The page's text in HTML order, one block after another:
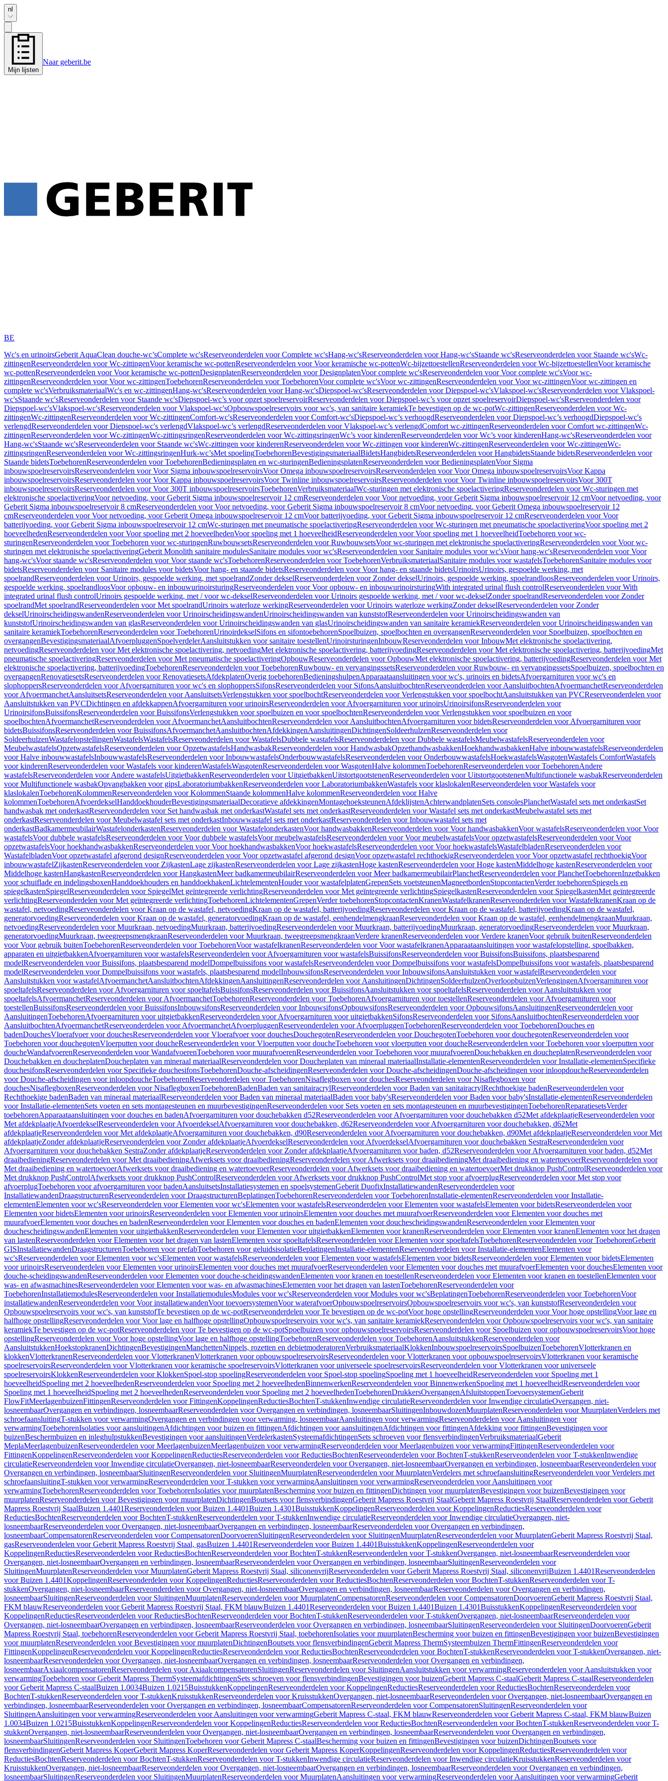
nl
Mijn lijsten
Naar geberit.be
BE
Wc's en urinoirsGeberit AquaClean douche-wc’sComplete wc'sReserveonderdelen voor Complete wc'sHang-wc'sReserveonderdelen voor Hang-wc'sStaande wc'sReserveonderdelen voor Staande wc'sWc-
zittingenReserveonderdelen voor Wc-zittingenVoor keramische wc-pottenReserveonderdelen voor Voor keramische wc-pottenWc-bijzettoestellenReserveonderdelen voor Wc-bijzettoestellenVoor keramische
wc-pottenReserveonderdelen voor Voor keramische wc-pottenDesignplatenReserveonderdelen voor DesignplatenVoor complete wc'sReserveonderdelen voor Voor complete wc'sVoor wc-
zittingenReserveonderdelen voor Voor wc-zittingenToebehorenReserveonderdelen voor ToebehorenVoor complete wc'sVoor wc-zittingenReserveonderdelen voor Voor wc-zittingenVoor wc-zittingen en
complete wc'sVerbruiksmateriaalWc's en wc-zittingenHang-wc'sReserveonderdelen voor Hang-wc'sDiepspoel-wc'sReserveonderdelen voor Diepspoel-wc'sVlakspoel-wc'sReserveonderdelen voor Vlakspoel-
wc'sStaande wc'sReserveonderdelen voor Staande wc'sDiepspoel-wc’s voor opzet spoelreservoirReserveonderdelen voor Diepspoel-wc’s voor opzet spoelreservoirDiepspoel-wc'sReserveonderdelen voor
Diepspoel-wc'sVlakspoel-wc'sReserveonderdelen voor Vlakspoel-wc'sOpbouwspoelreservoirs voor wc's, van sanitaire keramiekTe bevestigen op de wc-potWc-zittingenReserveonderdelen voor Wc-
zittingenWc-zittingenReserveonderdelen voor Wc-zittingenComfort-wc'sReserveonderdelen voor Comfort-wc'sDiepspoel-wc’s verhoogdReserveonderdelen voor Diepspoel-wc’s verhoogdDiepspoel-wc's
verlengdReserveonderdelen voor Diepspoel-wc's verlengdVlakspoel-wc’s verlengdReserveonderdelen voor Vlakspoel-wc’s verlengdComfort wc-zittingenReserveonderdelen voor Comfort wc-zittingenWc-
zittingenReserveonderdelen voor Wc-zittingenWc-zittingsringenReserveonderdelen voor Wc-zittingsringenWc’s voor kinderenReserveonderdelen voor Wc’s voor kinderenHang-wc'sReserveonderdelen voor
Hang-wc'sStaande wc'sReserveonderdelen voor Staande wc'sWc-zittingen voor kinderenReserveonderdelen voor Wc-zittingen voor kinderenWc-zittingenReserveonderdelen voor Wc-zittingenWc-
zittingsringenReserveonderdelen voor Wc-zittingsringenHurk-wc’sMet spoelingToebehorenBevestigingsmateriaalBidetsHangbidetsReserveonderdelen voor HangbidetsStaande bidetsReserveonderdelen voor
Staande bidetsToebehorenReserveonderdelen voor ToebehorenBedieningsplaten en wc-sturingenBedieningsplatenReserveonderdelen voor BedieningsplatenVoor Sigma
inbouwspoelreservoirsReserveonderdelen voor Voor Sigma inbouwspoelreservoirsVoor Omega inbouwspoelreservoirsReserveonderdelen voor Voor Omega inbouwspoelreservoirsVoor Kappa
inbouwspoelreservoirsReserveonderdelen voor Voor Kappa inbouwspoelreservoirsVoor Twinline inbouwspoelreservoirsReserveonderdelen voor Voor Twinline inbouwspoelreservoirsVoor 300T
inbouwspoelreservoirsReserveonderdelen voor Voor 300T inbouwspoelreservoirsToebehorenVerbruiksmateriaalWc-sturingen met elektronische spoelactiveringReserveonderdelen voor Wc-sturingen met
elektronische spoelactiveringVoor netvoeding, voor Geberit Sigma inbouwspoelreservoir 12 cmReserveonderdelen voor Voor netvoeding, voor Geberit Sigma inbouwspoelreservoir 12 cmVoor netvoeding, voor
Geberit Sigma inbouwspoelreservoir 8 cmReserveonderdelen voor Voor netvoeding, voor Geberit Sigma inbouwspoelreservoir 8 cmVoor netvoeding, voor Geberit Omega inbouwspoelreservoir 12
cmReserveonderdelen voor Voor netvoeding, voor Geberit Omega inbouwspoelreservoir 12 cmVoor batterijvoeding, voor Geberit Sigma inbouwspoelreservoir 12 cmReserveonderdelen voor Voor
batterijvoeding, voor Geberit Sigma inbouwspoelreservoir 12 cmWc-sturingen met pneumatische spoelactiveringReserveonderdelen voor Wc-sturingen met pneumatische spoelactiveringVoor spoeling met 2
hoeveelhedenReserveonderdelen voor Voor spoeling met 2 hoeveelhedenVoor spoeling met 1 hoeveelheidReserveonderdelen voor Voor spoeling met 1 hoeveelheidToebehoren voor wc-
sturingenReserveonderdelen voor Toebehoren voor wc-sturingenRuwbouwsetsReserveonderdelen voor RuwbouwsetsVoor wc-sturingen met elektronische spoelactiveringReserveonderdelen voor Voor wc-
sturingen met elektronische spoelactiveringGeberit Monolith sanitaire modulesSanitaire modules voor wc'sReserveonderdelen voor Sanitaire modules voor wc'sVoor hang-wc'sReserveonderdelen voor Voor
hang-wc'sVoor staande wc'sReserveonderdelen voor Voor staande wc'sToebehorenReserveonderdelen voor ToebehorenVerbruiksmateriaalSanitaire modules voor wastafelsToebehorenSanitaire modules voor
bidetsReserveonderdelen voor Sanitaire modules voor bidetsVoor hang- en staande bidetsReserveonderdelen voor Voor hang- en staande bidetsUrinoirsUrinoirs, gespoelde werking, met
spoelrandReserveonderdelen voor Urinoirs, gespoelde werking, met spoelrandZonder dekselReserveonderdelen voor Zonder dekselUrinoirs, gespoelde werking, spoelrandloosReserveonderdelen voor Urinoirs,
gespoelde werking, spoelrandloosVoor opbouw- en inbouwurinoirsturingReserveonderdelen voor Voor opbouw- en inbouwurinoirsturingWith integrated urinal flush controlReserveonderdelen voor With
integrated urinal flush controlUrinoirs gespoelde werking, met / voor wc-dekselReserveonderdelen voor Urinoirs gespoelde werking, met / voor wc-dekselZonder spoelrandReserveonderdelen voor Zonder
spoelrandMet spoelrandReserveonderdelen voor Met spoelrandUrinoirs waterloze werkingReserveonderdelen voor Urinoirs waterloze werkingZonder dekselReserveonderdelen voor Zonder
dekselUrinoirscheidingswandenReserveonderdelen voor UrinoirscheidingswandenUrinoirscheidingswanden van kunststofReserveonderdelen voor Urinoirscheidingswanden van
kunststofUrinoirscheidingswanden van glasReserveonderdelen voor Urinoirscheidingswanden van glasUrinoirscheidingswanden van sanitaire keramiekReserveonderdelen voor Urinoirscheidingswanden van
sanitaire keramiekToebehorenReserveonderdelen voor ToebehorenUrinoirdekselSifons en sifontoebehorenSpoelbuizen, spoelbochten en overgangenReserveonderdelen voor Spoelbuizen, spoelbochten en
overgangenBevestigingsmateriaalAfvoerpluggenSpoelverdelerAansluitstukken voor sanitaire toestellenUrinoirsturingenInbouwReserveonderdelen voor InbouwMet elektronische spoelactivering,
netvoedingReserveonderdelen voor Met elektronische spoelactivering, netvoedingMet elektronische spoelactivering, batterijvoedingReserveonderdelen voor Met elektronische spoelactivering, batterijvoedingMet
pneumatische spoelactiveringReserveonderdelen voor Met pneumatische spoelactiveringOpbouwReserveonderdelen voor OpbouwMet elektronische spoelactivering, batterijvoedingReserveonderdelen voor Met
elektronische spoelactivering, batterijvoedingToebehorenReserveonderdelen voor ToebehorenRuwbouw- en vervangingssetsReserveonderdelen voor Ruwbouw- en vervangingssetsSpoelbuizen, spoelbochten en
overgangenRenovatiesetsReserveonderdelen voor RenovatiesetsAfdekplatenOverig toebehorenBedieningshulpenApparaataansluitingen voor wc's, urinoirs en bidetsAfvoergarnituren voor wc's en
slophoppersReserveonderdelen voor Afvoergarnituren voor wc's en slophoppersSifonsReserveonderdelen voor SifonsAansluitbochtenReserveonderdelen voor AansluitbochtenAfvoermanchetReserveonderdelen
voor AfvoermanchetAansluitsetsReserveonderdelen voor AansluitsetsVerlengstukken voor spoelbochtReserveonderdelen voor Verlengstukken voor spoelbochtAansluitstukken van PVCReserveonderdelen voor
Aansluitstukken van PVCDichtingen en afdekkappenAfvoergarnituren voor urinoirsReserveonderdelen voor Afvoergarnituren voor urinoirsUrinoirsifonsReserveonderdelen voor
UrinoirsifonsBuissifonsReserveonderdelen voor BuissifonsVerlengstukken voor spoelbuizen en voor spoelbochtenReserveonderdelen voor Verlengstukken voor spoelbuizen en voor
spoelbochtenAfvoermanchetReserveonderdelen voor AfvoermanchetAansluitbochtenReserveonderdelen voor AansluitbochtenAfvoergarnituren voor bidetsReserveonderdelen voor Afvoergarnituren voor
bidetsBuissifonsReserveonderdelen voor BuissifonsAfvoermanchetAansluitbochtenAfdekkingenAansluitingenDichtingenSoldeerhulzenReserveonderdelen voor
SoldeerhulzenWastafelopstellingenWastafelsWastafelsReserveonderdelen voor WastafelsDubbele wastafelsReserveonderdelen voor Dubbele wastafelsMeubelwastafelsReserveonderdelen voor
MeubelwastafelsOpzetwastafelsReserveonderdelen voor OpzetwastafelsHandwasbakReserveonderdelen voor HandwasbakOpzethandwasbakkenHoekhandwasbakkenHalve inbouwwastafelsReserveonderdelen
voor Halve inbouwwastafelsInbouwwastafelsReserveonderdelen voor InbouwwastafelsOnderbouwwastafelsReserveonderdelen voor OnderbouwwastafelsHoekwastafelsWasgotenWastafels ComfortWastafels
voor kinderenReserveonderdelen voor Wastafels voor kinderenWastafelsWasgotenReserveonderdelen voor WasgotenHalve kolommenToebehorenReserveonderdelen voor ToebehorenAndere
wastafelsReserveonderdelen voor Andere wastafelsUitgietbakkenReserveonderdelen voor UitgietbakkenUitstortgootstenenReserveonderdelen voor UitstortgootstenenMultifunctionele wasbakReserveonderdelen
voor Multifunctionele wasbakOpvangbakken voor gipsLaboratoriumbakkenReserveonderdelen voor LaboratoriumbakkenWastafels voor klaslokalenReserveonderdelen voor Wastafels voor
klaslokalenToebehorenKolommenReserveonderdelen voor KolommenStaande kolommenHalve kolommenReserveonderdelen voor Halve
kolommenToebehorenAfvoerdekselHanddoekhouderBevestigingsmateriaalDecoratieve afdekkingenMontagehoeksteunenAfdeklijstenAchterwandplatenSets consolesPlanchetWastafel sets met onderkastSet
handwasbak met onderkastReserveonderdelen voor Set handwasbak met onderkastWastafel sets met onderkastReserveonderdelen voor Wastafel sets met onderkastMeubelwastafel sets met
onderkastReserveonderdelen voor Meubelwastafel sets met onderkastInbouwwastafel sets met onderkastReserveonderdelen voor Inbouwwastafel sets met
onderkastBadkamermeubilairWastafelonderkastenReserveonderdelen voor WastafelonderkastenVoor handwasbakkenReserveonderdelen voor Voor handwasbakkenVoor wastafelsReserveonderdelen voor Voor
wastafelsVoor dubbele wastafelsReserveonderdelen voor Voor dubbele wastafelsVoor meubelwastafelsReserveonderdelen voor Voor meubelwastafelsVoor opzetwastafelsReserveonderdelen voor Voor
opzetwastafelsVoor hoekhandwasbakkenReserveonderdelen voor Voor hoekhandwasbakkenVoor hoekwastafelsReserveonderdelen voor Voor hoekwastafelsWastafelbladenReserveonderdelen voor
WastafelbladenVoor opzetwastafel afgerond designReserveonderdelen voor Voor opzetwastafel afgerond designVoor opzetwastafel rechthoekigReserveonderdelen voor Voor opzetwastafel rechthoekigVoor
inbouwwastafelZijkastenReserveonderdelen voor ZijkastenLage zijkastenReserveonderdelen voor Lage zijkastenHoge kastenReserveonderdelen voor Hoge kastenMiddelhoge kastenReserveonderdelen voor
Middelhoge kastenHangkastenReserveonderdelen voor HangkastenMeer badkamermeubilairReserveonderdelen voor Meer badkamermeubilairPlanchetReserveonderdelen voor PlanchetToebehorenInzetbakken
voor schuiflade en indelingsboxenHanddoekhouders en handdoekhakenLichtelementenHouder voor wastafelplatenGrepenSets voetsteunenMagneetbordenStopcontactenVerder toebehorenSpiegels en
spiegelkastenSpiegelReserveonderdelen voor SpiegelMet geïntegreerde verlichtingReserveonderdelen voor Met geïntegreerde verlichtingSpiegelkastenReserveonderdelen voor SpiegelkastenMet geïntegreerde
verlichtingReserveonderdelen voor Met geïntegreerde verlichtingToebehorenLichtelementenGrepenVerder toebehorenStopcontactenKranenWastafelkranenReserveonderdelen voor WastafelkranenKraan op de
wastafel, netvoedingReserveonderdelen voor Kraan op de wastafel, netvoedingKraan op de wastafel, batterijvoedingReserveonderdelen voor Kraan op de wastafel, batterijvoedingKraan op de wastafel,
generatorvoedingReserveonderdelen voor Kraan op de wastafel, generatorvoedingKraan op de wastafel, eenhendelmengkraanReserveonderdelen voor Kraan op de wastafel, eenhendelmengkraanMuurkraan,
netvoedingReserveonderdelen voor Muurkraan, netvoedingMuurkraan, batterijvoedingReserveonderdelen voor Muurkraan, batterijvoedingMuurkraan, generatorvoedingReserveonderdelen voor Muurkraan,
generatorvoedingMuurkraan, tweegreepsmengkraanReserveonderdelen voor Muurkraan, tweegreepsmengkraanVerdere kranenReserveonderdelen voor Verdere kranenVoor gebruik buitenReserveonderdelen
voor Voor gebruik buitenToebehorenReserveonderdelen voor ToebehorenVoor wastafelkranenReserveonderdelen voor Voor wastafelkranenApparaataansluitingen voor wastafelopstelling, spoelbakken,
apparaten en uitgietbakkenAfvoergarnituren voor wastafelsReserveonderdelen voor Afvoergarnituren voor wastafelsBuissifonsReserveonderdelen voor BuissifonsBuissifons, plaatsbesparend
modelReserveonderdelen voor Buissifons, plaatsbesparend modelDompelbuissifons voor wastafelsReserveonderdelen voor Dompelbuissifons voor wastafelsDompelbuissifons voor wastafels, plaatsbesparend
modelReserveonderdelen voor Dompelbuissifons voor wastafels, plaatsbesparend modelInbouwsifonsReserveonderdelen voor InbouwsifonsAansluitstukken voor wastafelReserveonderdelen voor
Aansluitstukken voor wastafelAfvoermanchetAansluitbochtenAfdekkingenAansluitingenReserveonderdelen voor AansluitingenDichtingenSoldeerhulzenOverloopbuizenVerlengingenAfvoergarnituren voor
spoeltafelsReserveonderdelen voor Afvoergarnituren voor spoeltafelsBuissifonsReserveonderdelen voor BuissifonsAansluitstukken voor spoeltafelsReserveonderdelen voor Aansluitstukken voor
spoeltafelsAfvoermanchetReserveonderdelen voor AfvoermanchetToebehorenReserveonderdelen voor ToebehorenAfvoergarnituren voor toestellenReserveonderdelen voor Afvoergarnituren voor
toestellenBuissifonsReserveonderdelen voor BuissifonsInbouwsifonsReserveonderdelen voor InbouwsifonsOpbouwsifonsReserveonderdelen voor OpbouwsifonsAansluitingenReserveonderdelen voor
AansluitingenToebehorenAfvoergarnituren voor uitgietbakkenReserveonderdelen voor Afvoergarnituren voor uitgietbakkenSifonsReserveonderdelen voor SifonsAansluitbochtenReserveonderdelen voor
AansluitbochtenAfvoermanchetReserveonderdelen voor AfvoermanchetAfvoerpluggenReserveonderdelen voor AfvoerpluggenToebehorenReserveonderdelen voor ToebehorenDouches en
badenDouchesVloerafvoer voor douchesReserveonderdelen voor Vloerafvoer voor douchesDouchegotenReserveonderdelen voor DouchegotenToebehoren voor douchegotenReserveonderdelen voor
Toebehoren voor douchegotenVloerputten voor doucheReserveonderdelen voor Vloerputten voor doucheToebehoren voor vloerputten voor doucheReserveonderdelen voor Toebehoren voor vloerputten voor
doucheWandafvoerenReserveonderdelen voor WandafvoerenToebehoren voor muurafvoerenReserveonderdelen voor Toebehoren voor muurafvoerenDouchebakken en doucheplatenReserveonderdelen voor
Douchebakken en doucheplatenDoucheplaten van mineraal materiaalReserveonderdelen voor Doucheplaten van mineraal materiaalInstallatie-elementenReserveonderdelen voor Installatie-elementenSpecifieke
douchesifonsReserveonderdelen voor Specifieke douchesifonsToebehorenDouche-afscheidingenReserveonderdelen voor Douche-afscheidingenDouche-afscheidingen voor inloopdoucheReserveonderdelen
voor Douche-afscheidingen voor inloopdoucheToebehorenReserveonderdelen voor ToebehorenNisaflegboxen voor douchesReserveonderdelen voor Nisaflegboxen voor
douchesNisaflegboxenReserveonderdelen voor NisaflegboxenToebehorenBadenBaden van sanitairacrylReserveonderdelen voor Baden van sanitairacrylRechthoekige badenReserveonderdelen voor
Rechthoekige badenBaden van mineraal materiaalReserveonderdelen voor Baden van mineraal materiaalBaden voor baby'sReserveonderdelen voor Baden voor baby'sInstallatie-elementenReserveonderdelen
voor Installatie-elementenSets voeten en sets montagesteunen en muurbevestigingenReserveonderdelen voor Sets voeten en sets montagesteunen en muurbevestigingenToebehorenReparatiesetsVerder
toebehorenApparaataansluitingen voor douches en badenAfvoergarnituren voor douchebakken d52Reserveonderdelen voor Afvoergarnituren voor douchebakken d52Met afdekplaatjeReserveonderdelen voor
Met afdekplaatjeAfvoerdekselReserveonderdelen voor AfvoerdekselAfvoergarnituren voor douchebakken, d62Reserveonderdelen voor Afvoergarnituren voor douchebakken, d62Met
afdekplaatjeReserveonderdelen voor Met afdekplaatjeAfvoergarnituren voor douchebakken, d90Reserveonderdelen voor Afvoergarnituren voor douchebakken, d90Met afdekplaatjeReserveonderdelen voor Met
afdekplaatjeZonder afdekplaatjeReserveonderdelen voor Zonder afdekplaatjeAfvoerdekselReserveonderdelen voor AfvoerdekselAfvoergarnituren voor douchebakken SestraReserveonderdelen voor
Afvoergarnituren voor douchebakken SestraZonder afdekplaatjeReserveonderdelen voor Zonder afdekplaatjeAfvoergarnituren voor baden, d52Reserveonderdelen voor Afvoergarnituren voor baden, d52Met
draaibedieningReserveonderdelen voor Met draaibedieningAfwerksets voor draaibedieningReserveonderdelen voor Afwerksets voor draaibedieningMet draaibediening en watertoevoerReserveonderdelen voor
Met draaibediening en watertoevoerAfwerksets voor draaibediening en watertoevoerReserveonderdelen voor Afwerksets voor draaibediening en watertoevoerMet drukknop PushControlReserveonderdelen voor
Met drukknop PushControlAfwerksets voor drukknop PushControlReserveonderdelen voor Afwerksets voor drukknop PushControlMet stop voor afvoerplugReserveonderdelen voor Met stop voor
afvoerplugToebehoren voor afvoergarnituren voor badenAansluitsetsInstallatiesystemen en spoelsystemenGeberit DuofixInstallatiewandenReserveonderdelen voor
InstallatiewandenDraagstructurenReserveonderdelen voor DraagstructurenBeplatingenToebehorenReserveonderdelen voor ToebehorenInstallatie-elementenReserveonderdelen voor Installatie-
elementenElementen voor wc'sReserveonderdelen voor Elementen voor wc'sElementen voor wastafelsReserveonderdelen voor Elementen voor wastafelsElementen voor bidetsReserveonderdelen voor
Elementen voor bidetsElementen voor urinoirsReserveonderdelen voor Elementen voor urinoirsElementen voor douches met muurafvoerReserveonderdelen voor Elementen voor douches met
muurafvoerElementen voor douches en badenReserveonderdelen voor Elementen voor douches en badenElementen voor douchescheidingswandenReserveonderdelen voor Elementen voor
douchescheidingswandenElementen voor uitgietbakkenReserveonderdelen voor Elementen voor uitgietbakkenElementen voor kranenReserveonderdelen voor Elementen voor kranenElementen voor het dragen
van lastenReserveonderdelen voor Elementen voor het dragen van lastenElementen voor spoeltafelsReserveonderdelen voor Elementen voor spoeltafelsToebehorenReserveonderdelen voor ToebehorenGeberit
GISInstallatiewandenDraagstructurenToebehoren voor prefabToebehoren voor geluidsisolatieBeplatingenInstallatie-elementenReserveonderdelen voor Installatie-elementenElementen voor
wc'sReserveonderdelen voor Elementen voor wc'sElementen voor wastafelsReserveonderdelen voor Elementen voor wastafelsElementen voor bidetsReserveonderdelen voor Elementen voor bidetsElementen
voor urinoirsReserveonderdelen voor Elementen voor urinoirsElementen voor douches met muurafvoerReserveonderdelen voor Elementen voor douches met muurafvoerElementen voor douchesElementen voor
douche-scheidingswandenReserveonderdelen voor Elementen voor douche-scheidingswandenElementen voor kranen en toestellenReserveonderdelen voor Elementen voor kranen en toestellenElementen voor
was- en afwasmachinesReserveonderdelen voor Elementen voor was- en afwasmachinesElementen voor het dragen van lastenToebehorenReserveonderdelen voor
ToebehorenInstallatiemodulesReserveonderdelen voor InstallatiemodulesModules voor wc'sReserveonderdelen voor Modules voor wc'sBeplatingenToebehorenReserveonderdelen voor ToebehorenVoor
installatiewandenReserveonderdelen voor Voor installatiewandenVoor toevoersystemenVoor waterafvoerOpbouwspoelreservoirsOpbouwspoelreservoirs voor wc's, van kunststofReserveonderdelen voor
Opbouwspoelreservoirs voor wc's, van kunststofTe bevestigen op de wc-potReserveonderdelen voor Te bevestigen op de wc-potVoor hoge opstellingReserveonderdelen voor Voor hoge opstellingVoor lage en
halfhoge opstellingReserveonderdelen voor Voor lage en halfhoge opstellingOpbouwspoelreservoirs voor wc's, van sanitaire keramiekReserveonderdelen voor Opbouwspoelreservoirs voor wc's, van sanitaire
keramiekTe bevestigen op de wc-potReserveonderdelen voor Te bevestigen op de wc-potSpoelbuizen voor opbouwspoelreservoirsReserveonderdelen voor Spoelbuizen voor opbouwspoelreservoirsVoor hoge
opstellingReserveonderdelen voor Voor hoge opstellingVoor lage en halfhoge opstellingToebehorenReserveonderdelen voor ToebehorenAansluitstukkenReserveonderdelen voor
AansluitstukkenHoekstopkranenDichtingenBevestigingenManchettenNippels, rozetten en debietmoderatorenVerbruiksmateriaalKlokkenInbouwspoelreservoirsSpoelbuizenToebehorenVlotterkranen en
klokkenVlotterkranenReserveonderdelen voor VlotterkranenVlotterkranen voor opbouwspoelreservoirsReserveonderdelen voor Vlotterkranen voor opbouwspoelreservoirsVlotterkranen voor keramische
spoelreservoirsReserveonderdelen voor Vlotterkranen voor keramische spoelreservoirsVlotterkranen voor universeele spoelreservoirsReserveonderdelen voor Vlotterkranen voor universeele
spoelreservoirsKlokkenReserveonderdelen voor KlokkenSpoel-stop spoelingReserveonderdelen voor Spoel-stop spoelingSpoeling met 1 hoeveelheidReserveonderdelen voor Spoeling met 1
hoeveelheidSpoeling met 2 hoeveelhedenReserveonderdelen voor Spoeling met 2 hoeveelhedenBinnenwerkenReserveonderdelen voor BinnenwerkenSpoeling met 1 hoeveelheidReserveonderdelen voor
Spoeling met 1 hoeveelheidSpoeling met 2 hoeveelhedenReserveonderdelen voor Spoeling met 2 hoeveelhedenToebehorenDrukkersOvergangenAfsluitstoppenToevoersystemenGeberit
FlowFitMeerlagenbuizenFittingenReserveonderdelen voor FittingenKoppelingenReductiesBochtenT-stukkenInwendige circulatieReserveonderdelen voor Inwendige circulatieOvergangen, niet-
losneembaarOvergangen en verbindingen, losneembaarReserveonderdelen voor Overgangen en verbindingen, losneembaarSluitingenInbouwdozenMuurplatenReserveonderdelen voor MuurplatenVerdelers met
schroefaansluitingT-stukken voor verwarmingOvergangen en verbindingen voor verwarming, losneembaarAansluitingen voor verwarmingReserveonderdelen voor Aansluitingen voor
verwarmingToebehorenIsolaties voor aansluitingenAfdichtingen voor buizen en fittingenAfdichtingen voor aansluitingenAfdichtingen voor fittingenAfdekking voor fittingenBevestigingen voor
buizenBeschermbuizen en inleghulpstukkenBevestigingen voor aansluitingenVerdelerkastenSysteemafdichtingenSets schroeven voor flensverbindingenVerbruiksmateriaalGeberit
MeplaMeerlagenbuizenReserveonderdelen voor MeerlagenbuizenMeerlagenbuizen voor verwarmingReserveonderdelen voor Meerlagenbuizen voor verwarmingFittingenReserveonderdelen voor
FittingenKoppelingenReserveonderdelen voor KoppelingenReductiesReserveonderdelen voor ReductiesBochtenReserveonderdelen voor BochtenT-stukkenReserveonderdelen voor T-stukkenInwendige
circulatieReserveonderdelen voor Inwendige circulatieOvergangen, niet-losneembaarReserveonderdelen voor Overgangen, niet-losneembaarOvergangen en verbindingen, losneembaarReserveonderdelen voor
Overgangen en verbindingen, losneembaarSluitingenReserveonderdelen voor SluitingenMuurplatenReserveonderdelen voor MuurplatenVerdelers met schroefaansluitingReserveonderdelen voor Verdelers met
schroefaansluitingT-stukken voor verwarmingReserveonderdelen voor T-stukken voor verwarmingAansluitingen voor verwarmingReserveonderdelen voor Aansluitingen voor
verwarmingToebehorenReserveonderdelen voor ToebehorenIsolaties voor muurplatenBescherming voor buizen en fittingenDichtingen voor muurplatenBevestigingen voor buizenBevestigingen voor
muurplatenReserveonderdelen voor Bevestigingen voor muurplatenDichtingenBoutsets voor flensverbindingenGeberit Mapress Roestvrij StaalGeberit Mapress Roestvrij StaalReserveonderdelen voor Geberit
Mapress Roestvrij StaalBuizen 1.4401Reserveonderdelen voor Buizen 1.4401Buizen 1.4301BuisstukkenKoppelingenReserveonderdelen voor KoppelingenReductiesReserveonderdelen voor
ReductiesBochtenReserveonderdelen voor BochtenT-stukkenReserveonderdelen voor T-stukkenInwendige circulatieReserveonderdelen voor Inwendige circulatieOvergangen, niet-
losneembaarReserveonderdelen voor Overgangen, niet-losneembaarOvergangen en verbindingen, losneembaarReserveonderdelen voor Overgangen en verbindingen,
losneembaarCompensatorenReserveonderdelen voor CompensatorenDoorvoerenSluitingenReserveonderdelen voor SluitingenMuurplatenReserveonderdelen voor MuurplatenGeberit Mapress Roestvrij Staal,
gasReserveonderdelen voor Geberit Mapress Roestvrij Staal, gasBuizen 1.4401Reserveonderdelen voor Buizen 1.4401BuisstukkenKoppelingenReserveonderdelen voor
KoppelingenReductiesReserveonderdelen voor ReductiesBochtenReserveonderdelen voor BochtenT-stukkenReserveonderdelen voor T-stukkenOvergangen, niet-losneembaarReserveonderdelen voor
Overgangen, niet-losneembaarOvergangen en verbindingen, losneembaarReserveonderdelen voor Overgangen en verbindingen, losneembaarSluitingenReserveonderdelen voor
SluitingenMuurplatenReserveonderdelen voor MuurplatenGeberit Mapress Roestvrij Staal, siliconenvrijReserveonderdelen voor Geberit Mapress Roestvrij Staal, siliconenvrijBuizen 1.4401Reserveonderdelen
voor Buizen 1.4401KoppelingenReserveonderdelen voor KoppelingenReductiesReserveonderdelen voor ReductiesBochtenReserveonderdelen voor BochtenT-stukkenReserveonderdelen voor T-
stukkenOvergangen, niet-losneembaarReserveonderdelen voor Overgangen, niet-losneembaarOvergangen en verbindingen, losneembaarReserveonderdelen voor Overgangen en verbindingen,
losneembaarSluitingenReserveonderdelen voor SluitingenMuurplatenReserveonderdelen voor MuurplatenCompensatorenReserveonderdelen voor CompensatorenDoorvoerenGeberit Mapress Roestvrij Staal,
FKM blauwReserveonderdelen voor Geberit Mapress Roestvrij Staal, FKM blauwBuizen 1.4401Reserveonderdelen voor Buizen 1.4401Buizen 1.4301BuisstukkenKoppelingenReserveonderdelen voor
KoppelingenReductiesReserveonderdelen voor ReductiesBochtenReserveonderdelen voor BochtenT-stukkenReserveonderdelen voor T-stukkenOvergangen, niet-losneembaarReserveonderdelen voor
Overgangen, niet-losneembaarOvergangen en verbindingen, losneembaarReserveonderdelen voor Overgangen en verbindingen, losneembaarSluitingenReserveonderdelen voor SluitingenDoorvoerenGeberit
Mapress Roestvrij Staal, toebehorenReserveonderdelen voor Geberit Mapress Roestvrij Staal, toebehorenIsolaties voor muurplatenBescherming voor buizen en fittingenBevestigingen voor buizenBevestigingen
voor muurplatenReserveonderdelen voor Bevestigingen voor muurplatenDichtingenBoutsets voor flensverbindingenGeberit Mapress ThermSysteembuizen ThermFittingenReserveonderdelen voor
FittingenKoppelingenReserveonderdelen voor KoppelingenReductiesReserveonderdelen voor ReductiesBochtenReserveonderdelen voor BochtenT-stukkenReserveonderdelen voor T-stukkenOvergangen, niet-
losneembaarReserveonderdelen voor Overgangen, niet-losneembaarOvergangen en verbindingen, losneembaarReserveonderdelen voor Overgangen en verbindingen,
losneembaarAxiaalcompensatorenReserveonderdelen voor AxiaalcompensatorenSluitingenReserveonderdelen voor SluitingenAansluitstukken voor verwarmingReserveonderdelen voor Aansluitstukken voor
verwarmingToebehoren voor Geberit Mapress ThermSysteemafdichtingenSets schroeven voor flensverbindingenBevestigingen voor buizenGeberit Mapress C-staalGeberit Mapress C-staalReserveonderdelen
voor Geberit Mapress C-staalBuizen 1.0034Buizen 1.0215BuisstukkenKoppelingenReserveonderdelen voor KoppelingenReductiesReserveonderdelen voor ReductiesBochtenReserveonderdelen voor
BochtenT-stukkenReserveonderdelen voor T-stukkenKruisstukkenReserveonderdelen voor KruisstukkenOvergangen, niet-losneembaarReserveonderdelen voor Overgangen, niet-losneembaarOvergangen en
verbindingen, losneembaarReserveonderdelen voor Overgangen en verbindingen, losneembaarCompensatorenReserveonderdelen voor CompensatorenSluitingenReserveonderdelen voor
SluitingenAansluitingen voor verwarmingReserveonderdelen voor Aansluitingen voor verwarmingGeberit Mapress C-staal, FKM blauwReserveonderdelen voor Geberit Mapress C-staal, FKM blauwBuizen
1.0034Buizen 1.0215BuisstukkenKoppelingenReserveonderdelen voor KoppelingenReductiesReserveonderdelen voor ReductiesBochtenReserveonderdelen voor BochtenT-stukkenReserveonderdelen voor T-
stukkenOvergangen, niet-losneembaarReserveonderdelen voor Overgangen, niet-losneembaarOvergangen en verbindingen, losneembaarReserveonderdelen voor Overgangen en verbindingen,
losneembaarSluitingenReserveonderdelen voor SluitingenToebehoren voor Geberit Mapress C-staalBescherming voor buizen en fittingenBevestigingen voor buizenDichtingenBoutsets voor
flensverbindingenGeberit Mapress KoperGeberit Mapress KoperReserveonderdelen voor Geberit Mapress KoperKoppelingenReserveonderdelen voor KoppelingenReductiesReserveonderdelen voor
ReductiesBochtenReserveonderdelen voor BochtenT-stukkenReserveonderdelen voor T-stukkenInwendige circulatieReserveonderdelen voor Inwendige circulatieKruisstukkenReserveonderdelen voor
KruisstukkenOvergangen, niet-losneembaarReserveonderdelen voor Overgangen, niet-losneembaarOvergangen en verbindingen, losneembaarReserveonderdelen voor Overgangen en verbindingen,
losneembaarSluitingenReserveonderdelen voor SluitingenMuurplatenReserveonderdelen voor MuurplatenAansluitingen voor verwarmingReserveonderdelen voor Aansluitingen voor verwarmingGeberit